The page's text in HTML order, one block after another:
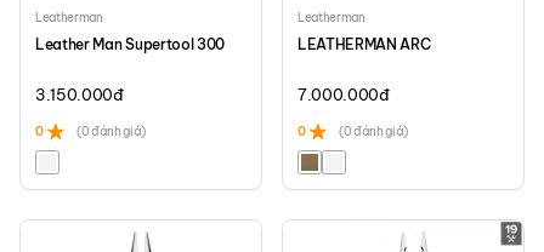
Leatherman
Leather Man Supertool 300
3.150.000đ
0 (0 đánh giá)
Leatherman
LEATHERMAN ARC
7.000.000đ
0 (0 đánh giá)